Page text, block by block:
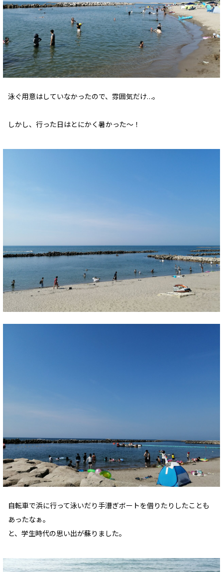
泳ぐ用意はしていなかったので、雰囲気だけ…。
しかし、行った日はとにかく暑かった～！
自転車で浜に行って泳いだり手漕ぎボートを借りたりしたことも
あったなぁ。
と、学生時代の思い出が蘇りました。